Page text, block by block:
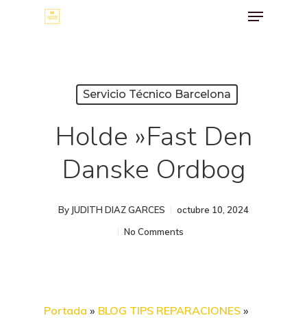
Menu
Servicio Técnico Barcelona
Holde »fast Den
Danske Ordbog
By JUDITH DIAZ GARCES
octubre 10, 2024
No Comments
Portada » BLOG TIPS REPARACIONES »